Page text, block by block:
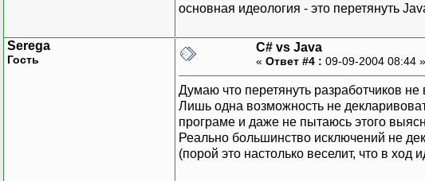
основная идеология - это перетянуть
Serega
Гость
C# vs Java
« Ответ #4 : 09-09-2004 08:44 »
Думаю что перетянуть разработчиков
Лишь одна возможность не
програме и даже не пытаюсь этого
Реально большинство исключений не
(порой это настолько веселит, что в ход